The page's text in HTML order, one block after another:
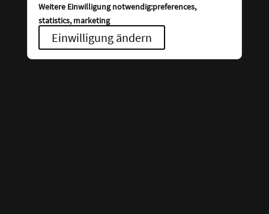
Weitere Einwilligung notwendig:preferences,
statistics, marketing
Einwilligung ändern